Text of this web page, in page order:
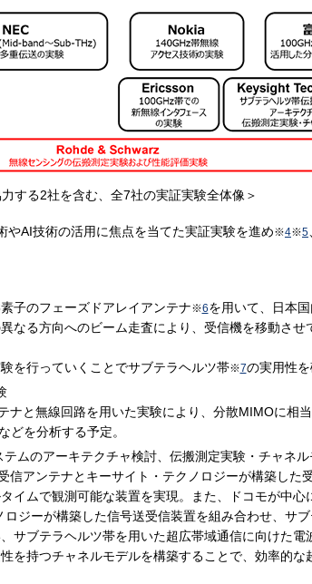
する2社を含む、全7社の実証実験全体像＞
AI技術の活用に焦点を当てた実証実験を進め※4※5
子のフェーズドアレイアンテナ※6を用いて、日本
なる方向へのビーム走査により、受信機を移動さ
を行っていくことでサブテラヘルツ帯※7の実用性を
と無線回路を用いた実験により、分散MIMOに相当
どを分析する予定。
ムのアーキテクチャ検討、伝搬測定実験・チャネ
アンテナとキーサイト・テクノロジーが構築した
イムで観測可能な装置を実現。また、ドコモが中
ジーが構築した信号送受信装置を組み合わせ、サ
ブテラヘルツ帯を用いた超広帯域通信に向けた電
を持つチャネルモデルを構築することで、効率的な